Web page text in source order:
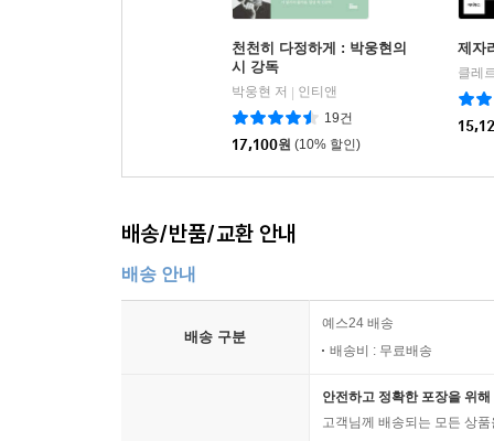
천천히 다정하게 : 박웅현의
시 강독
박웅현 저
인티앤
19건
17,100원 (10% 할인)
제자
클레
배송/반품/교환 안내
배송 안내
배송 구분
예스24 배송
배송비 : 무료배송
안전하고 정확한 포장을 위
고객님께 배송되는 모든 상